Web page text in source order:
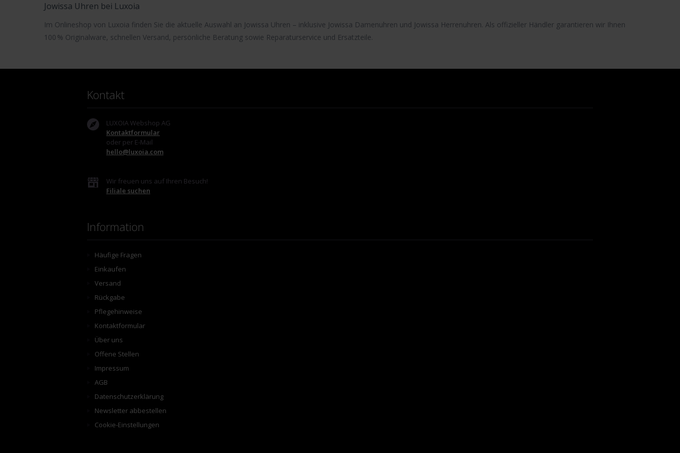
Jowissa Uhren bei Luxoia
Im Onlineshop von Luxoia finden Sie die aktuelle Auswahl an Jowissa Uhren – inklusive Jowissa Damenuhren und Jowissa Herrenuhren. Als offizieller Händler garantieren wir Ihnen
100 % Originalware, schnellen Versand, persönliche Beratung sowie Reparaturservice und Ersatzteile.
Kontakt
LUXOIA Webshop AG
Kontaktformular
oder per E-Mail
hello@luxoia.com
Wir freuen uns auf Ihren Besuch!
Filiale suchen
Information
Häufige Fragen
Einkaufen
Versand
Rückgabe
Pflegehinweise
Kontaktformular
Über uns
Offene Stellen
Impressum
AGB
Datenschutzerklärung
Newsletter abbestellen
Cookie-Einstellungen